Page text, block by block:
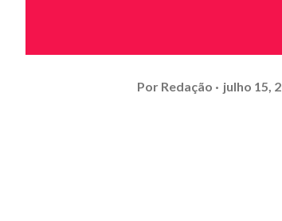
Por Redação julho 15,